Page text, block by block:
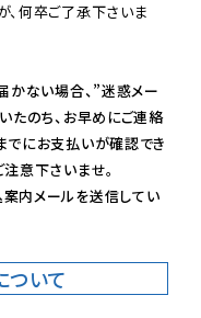
、何卒ご了承下さいま
かない場合、”迷惑メー
たのち、お早めにご連絡
でにお支払いが確認でき
意下さいませ。
内メールを送信してい
ついて